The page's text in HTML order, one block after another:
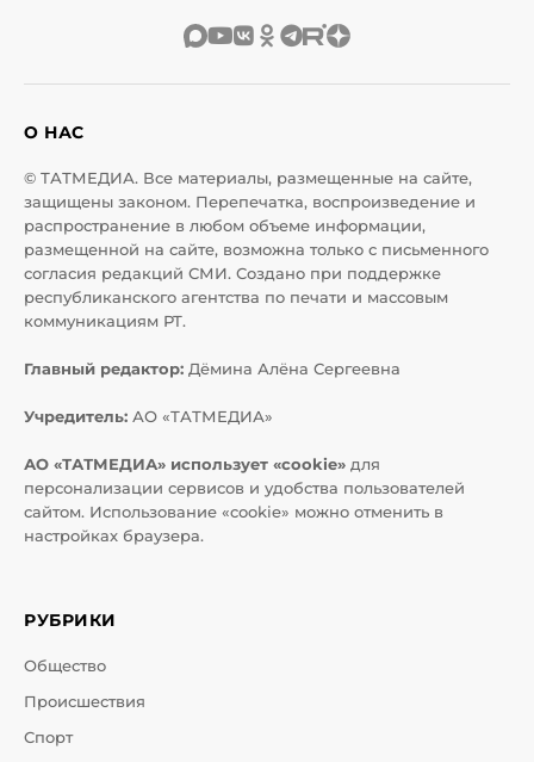
О НАС
© ТАТМЕДИА. Все материалы, размещенные на сайте,
защищены законом. Перепечатка, воспроизведение и
распространение в любом объеме информации,
размещенной на сайте, возможна только с письменного
согласия редакций СМИ. Создано при поддержке
республиканского агентства по печати и массовым
коммуникациям РТ.
Главный редактор: Дёмина Алёна Сергеевна
Учредитель: АО «ТАТМЕДИА»
АО «ТАТМЕДИА» использует «cookie» для
персонализации сервисов и удобства пользователей
сайтом. Использование «cookie» можно отменить в
настройках браузера.
РУБРИКИ
Общество
Происшествия
Спорт